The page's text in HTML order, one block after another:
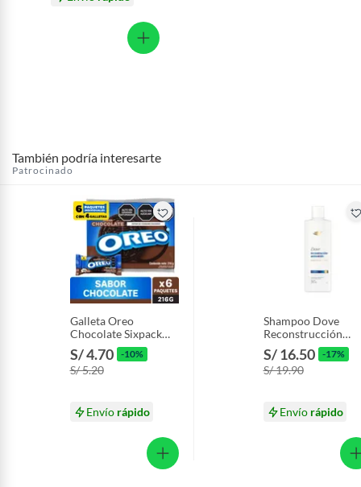
También podría interesarte
Patrocinado
Galleta Oreo
Chocolate Sixpack
216 g
S/ 4.70 -10%
S/ 5.20
Envío rápido
Shampoo Dove
Reconstrucción
Aminoácido
370 mL
S/ 16.50 -17%
S/ 19.90
Envío rápido